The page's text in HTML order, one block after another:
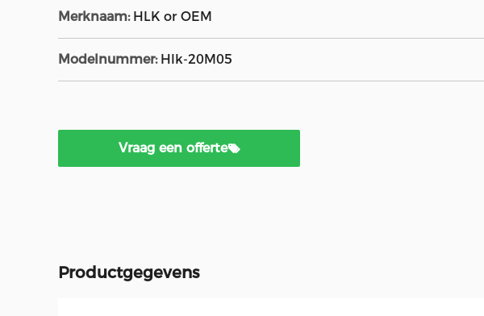
Merknaam: HLK or OEM
Modelnummer: Hlk-20M05
Vraag een offerte
Productgegevens